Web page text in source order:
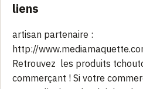
liens
artisan partenaire :
http://
Retrouvez les produits
commerçant ! Si votre